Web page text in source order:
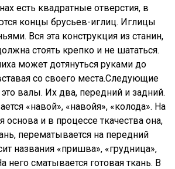
есть квадратные отверстия, в
концы брусьев-иглиц. Иглицы
Вся эта конструкция из станин,
стоять крепко и не шататься.
может дотянуться руками до
со своего места.Следующие
валы. Их два, передний и задний.
«навой», «навойя», «колода». На
основа и в процессе ткачества она,
перематывается на передний
названия «пришва», «грудница»,
него сматывается готовая ткань. В